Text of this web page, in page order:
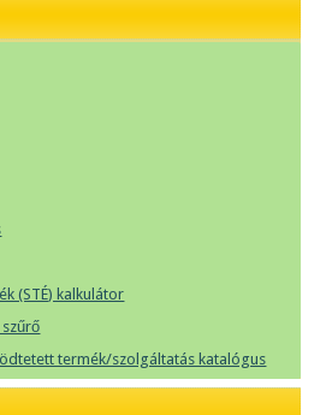
(STÉ) kalkulátor
termék/szolgáltatás katalógus